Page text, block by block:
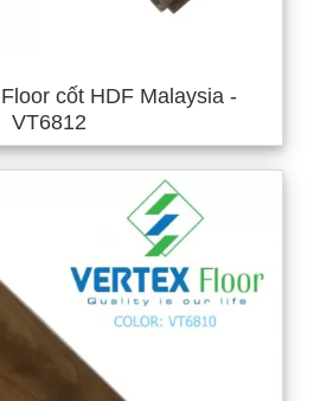
cốt HDF Malaysia -
VT6812